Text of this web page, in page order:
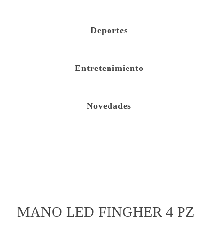
Deportes
Entretenimiento
Novedades
MANO LED FINGHER 4 PZ